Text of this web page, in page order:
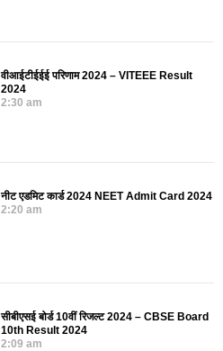
वीआईटीईईई परिणाम 2024 – VITEEE Result
2024
2:30 am
नीट एडमिट कार्ड 2024 NEET Admit Card 2024
2:20 am
सीबीएसई बोर्ड 10वीं रिजल्ट 2024 – CBSE Board
10th Result 2024
2:09 am